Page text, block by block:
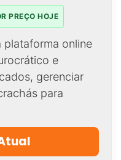
PREÇO HOJE
plataforma online
e
gerenciar
para